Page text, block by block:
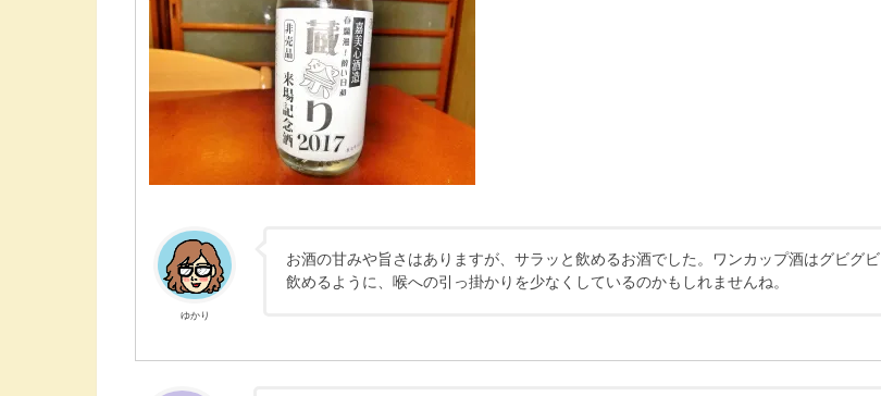
ゆかり
お酒の甘みや旨さはありますが、サラッと飲めるお酒でした。ワンカップ酒はグビグビ
飲めるように、喉への引っ掛かりを少なくしているのかもしれませんね。